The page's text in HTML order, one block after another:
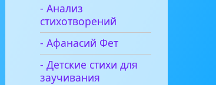
- Анализ
стихотворений
- Афанасий Фет
- Детские стихи для
заучивания